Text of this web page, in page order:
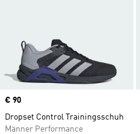
Price
€ 90
Dropset Control Trainingsschuh
Männer Performance